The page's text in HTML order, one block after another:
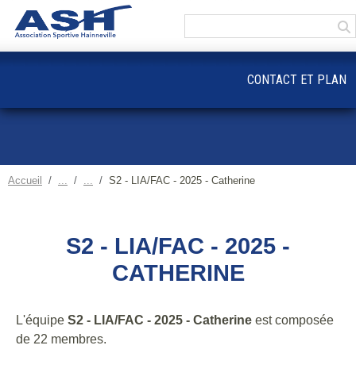
Accueil S2 - LIA/FAC - 2025 - Catherine
S2 - LIA/FAC - 2025 -
CATHERINE
L'équipe S2 - LIA/FAC - 2025 - Catherine est composée
de 22 membres.
CONTACT ET PLAN
Panneau de gestion des cookies